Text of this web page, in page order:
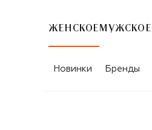
ЖЕНСКОЕ МУЖСКОЕ
Новинки Бренды